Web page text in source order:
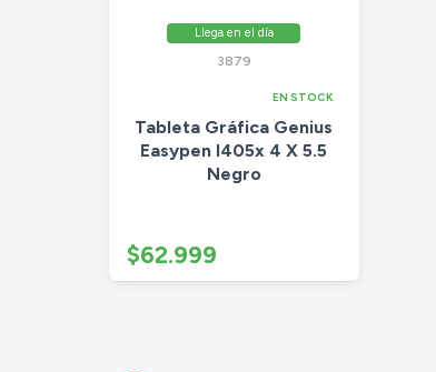
Llega en el día
3879
EN STOCK
Tableta Gráfica Genius
Easypen I405x 4 X 5.5
Negro
$62.999